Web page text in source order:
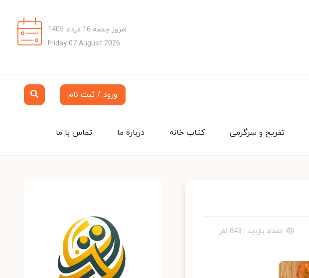
امروز جمعه 16 مرداد 1405
Friday 07 August 2026
ورود / ثبت نام
تماس با ما درباره ما کتاب خانه تفریح و سرگرمی
تعداد بازدید : 843 نفر